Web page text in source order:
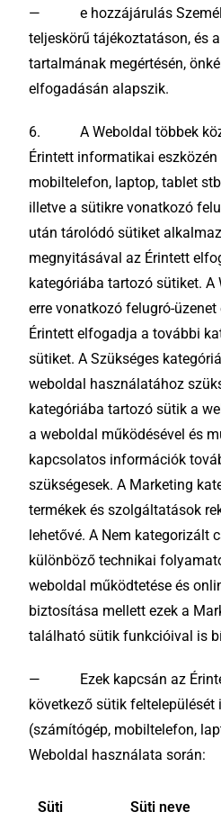
— e hozzájárulás
teljeskörű tájékoztatáson, és
tartalmának megértésén,
elfogadásán alapszik.
6. A Weboldal többek
Érintett informatikai
mobiltelefon, laptop, tablet
illetve a sütikre vonatkozó
után tárolódó sütiket
megnyitásával az Érintett
kategóriába tartozó sütiket. A
erre vonatkozó felugró-
Érintett elfogadja a további
sütiket. A Szükséges
weboldal használatához
kategóriába tartozó sütik a
a weboldal működésével és
kapcsolatos információk
szükségesek. A Marketing
termékek és szolgáltatások
lehetővé. A Nem kategorizált
különböző technikai
weboldal működtetése és
biztosítása mellett ezek a
található sütik funkcióival is
— Ezek kapcsán az
következő sütik
(számítógép, mobiltelefon,
Weboldal használata során:
Süti
Süti neve